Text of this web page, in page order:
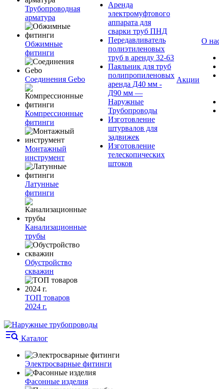
Трубопроводная
арматура
Обжимные
фитинги
Соединения Gebo
Компрессионные
фитинги
Монтажный
инструмент
Латунные
фитинги
Канализационные
трубы
Обустройство
скважин
ТОП товаров
2024 г.
Аренда
электромуфтового
аппарата для
сварки труб ПНД
Передавливатель
полиэтиленовых
труб в аренду 32-63
Паяльник для труб
полипропиленовых
аренда Д40 мм -
Д90 мм —
Наружные
Трубопроводы
Изготовление
штурвалов для
задвижек
Изготовление
телескопических
штоков
Акции
О
Каталог
Электросварные фитинги
Фасонные изделия